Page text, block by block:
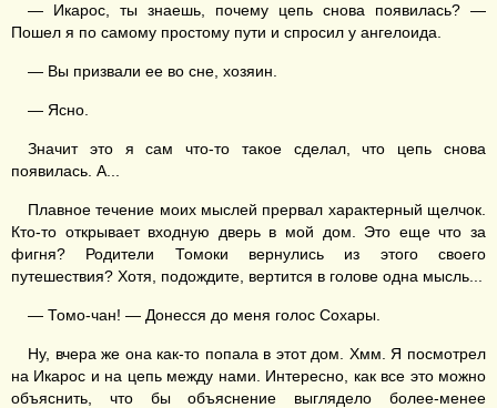
— Икарос, ты знаешь, почему цепь снова появилась? —
Пошел я по самому простому пути и спросил у ангелоида.
— Вы призвали ее во сне, хозяин.
— Ясно.
Значит это я сам что-то такое сделал, что цепь снова
появилась. А...
Плавное течение моих мыслей прервал характерный щелчок.
Кто-то открывает входную дверь в мой дом. Это еще что за
фигня? Родители Томоки вернулись из этого своего
путешествия? Хотя, подождите, вертится в голове одна мысль...
— Томо-чан! — Донесся до меня голос Сохары.
Ну, вчера же она как-то попала в этот дом. Хмм. Я посмотрел
на Икарос и на цепь между нами. Интересно, как все это можно
объяснить, что бы объяснение выглядело более-менее